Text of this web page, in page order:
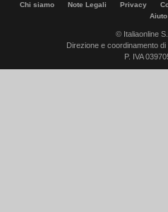
Chi siamo Note Legali Privacy
Aiuto
© Italiaonline
Direzione e coordinamento di
P. IVA